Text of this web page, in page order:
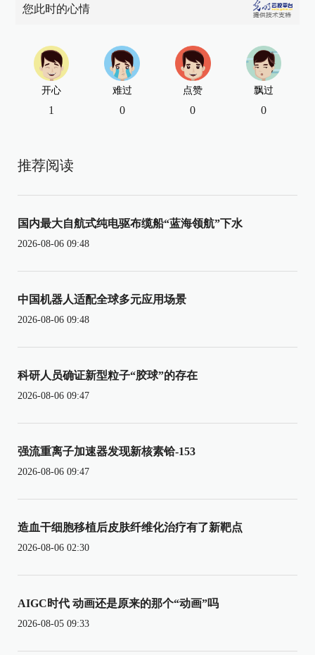
您此时的心情
开心
1
难过
0
点赞
0
飘过
0
推荐阅读
国内最大自航式纯电驱布缆船“蓝海领航”下水
2026-08-06 09:48
中国机器人适配全球多元应用场景
2026-08-06 09:48
科研人员确证新型粒子“胶球”的存在
2026-08-06 09:47
强流重离子加速器发现新核素铪-153
2026-08-06 09:47
造血干细胞移植后皮肤纤维化治疗有了新靶点
2026-08-06 02:30
AIGC时代 动画还是原来的那个“动画”吗
2026-08-05 09:33